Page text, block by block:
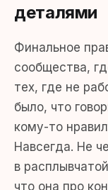
деталями
Финальное
сообщества,
тех, где не
было, что
кому-то
Навсегда. Не
в
что она про